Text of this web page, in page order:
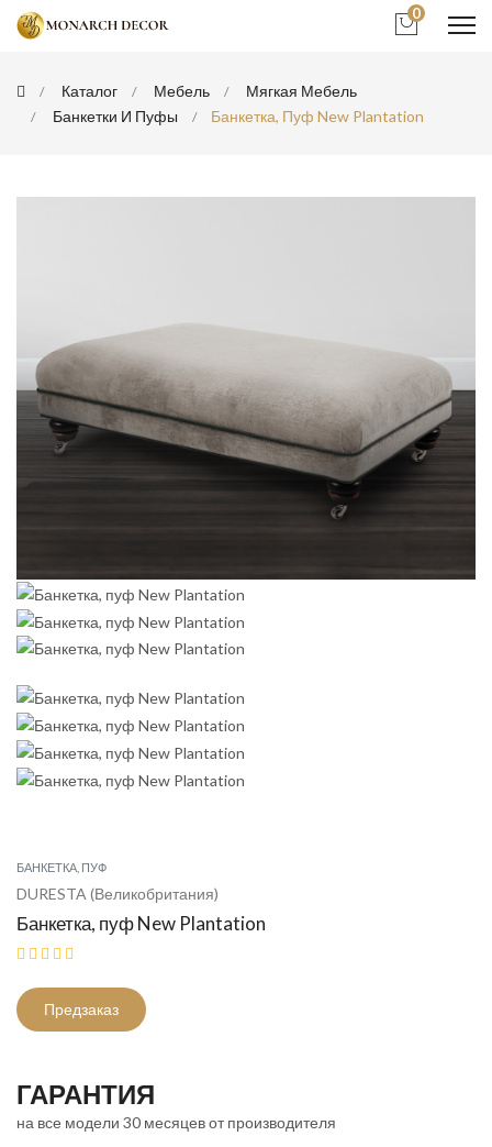
0
Каталог Мебель
Мягкая Мебель
Банкетки И Пуфы
Банкетка, Пуф New Plantation
БАНКЕТКА, ПУФ
DURESTA (Великобритания)
Банкетка, пуф New Plantation
Предзаказ
ГАРАНТИЯ
на все модели 30 месяцев от производителя